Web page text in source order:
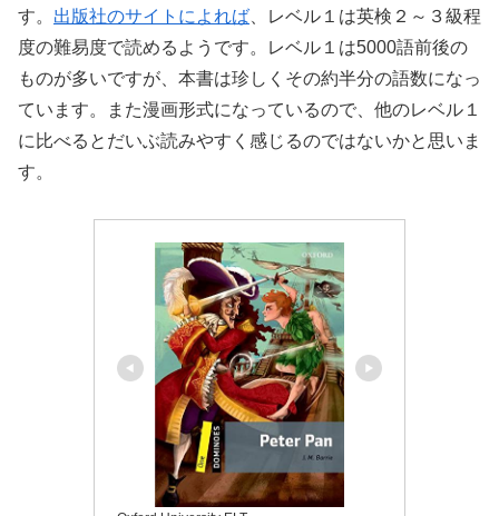
す。 出版社のサイトによれば 、レベル１は英検２～３級程
度の難易度で読めるようです。レベル１は5000語前後の
ものが多いですが、本書は珍しくその約半分の語数になっ
ています。また漫画形式になっているので、他のレベル１
に比べるとだいぶ読みやすく感じるのではないかと思いま
す。